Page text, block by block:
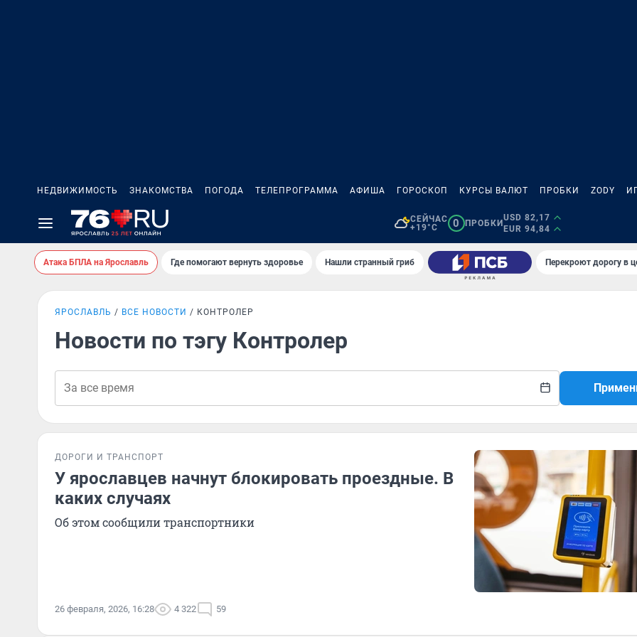
НЕДВИЖИМОСТЬ ЗНАКОМСТВА ПОГОДА ТЕЛЕПРОГРАММА АФИША ГОРОСКОП КУРСЫ ВАЛЮТ ПРОБКИ ZODY
СЕЙЧАС
+19°C
0 ПРОБКИ
USD 82,17
EUR 94,84
Атака БПЛА на Ярославль Где помогают вернуть здоровье Нашли странный гриб Перекроют дорогу в
ЯРОСЛАВЛЬ ВСЕ НОВОСТИ КОНТРОЛЕР
Новости по тэгу Контролер
ДОРОГИ И ТРАНСПОРТ
У ярославцев начнут блокировать проездные. В
каких случаях
Об этом сообщили транспортники
26 февраля, 2026, 16:28 4 322 59